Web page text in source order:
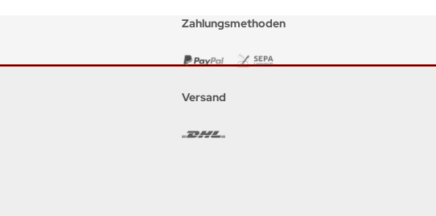
Zahlungsmethoden
Versand